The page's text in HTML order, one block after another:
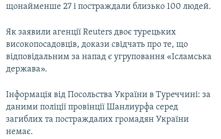
щонайменше 27 і постраждали близько 100 людей.
Як заявили агенції Reuters двоє турецьких
високопосадовців, докази свідчать про те, що
відповідальним за напад є угруповання «Ісламська
держава».
Інформація від Посольства України в Туреччині: за
даними поліції провінції Шанлиурфа серед
загиблих та постраждалих громадян України
немає.